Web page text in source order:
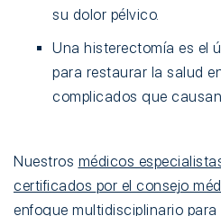
su dolor pélvico.
Una histerectomía es el
para restaurar la salud
complicados que
Nuestros médicos
certificados por el consejo
enfoque multidisciplinario